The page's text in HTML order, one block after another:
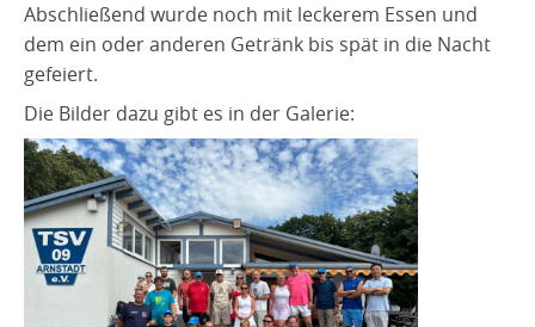
Abschließend wurde noch mit leckerem Essen und
dem ein oder anderen Getränk bis spät in die Nacht
gefeiert.
Die Bilder dazu gibt es in der Galerie: